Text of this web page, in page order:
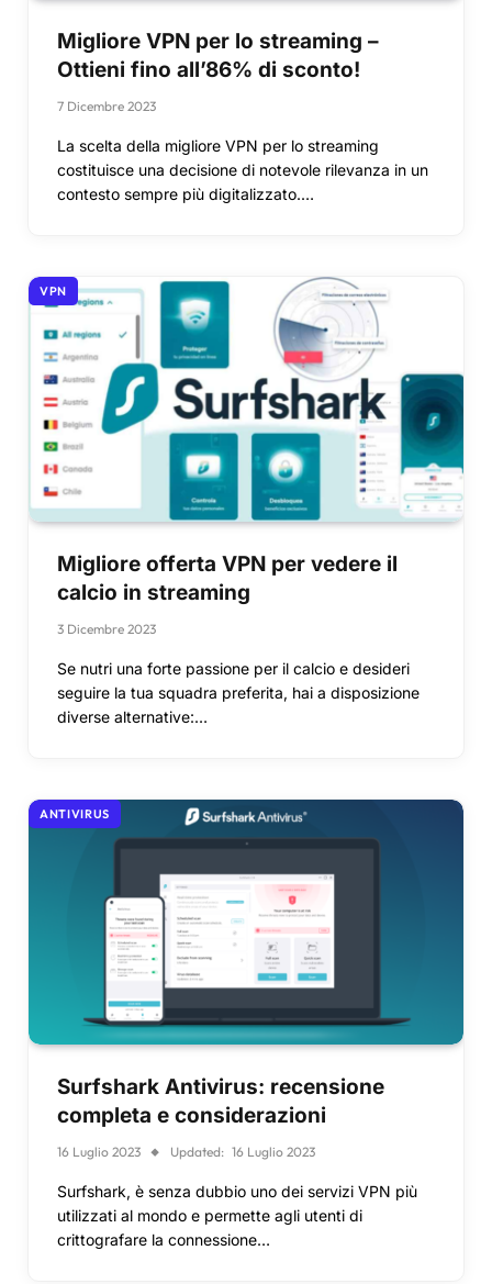
Migliore VPN per lo streaming –
Ottieni fino all’86% di sconto!
7 Dicembre 2023
La scelta della migliore VPN per lo streaming
costituisce una decisione di notevole rilevanza in un
contesto sempre più digitalizzato.…
VPN
Migliore offerta VPN per vedere il
calcio in streaming
3 Dicembre 2023
Se nutri una forte passione per il calcio e desideri
seguire la tua squadra preferita, hai a disposizione
diverse alternative:…
ANTIVIRUS
Surfshark Antivirus: recensione
completa e considerazioni
16 Luglio 2023 Updated: 16 Luglio 2023
Surfshark, è senza dubbio uno dei servizi VPN più
utilizzati al mondo e permette agli utenti di
crittografare la connessione…